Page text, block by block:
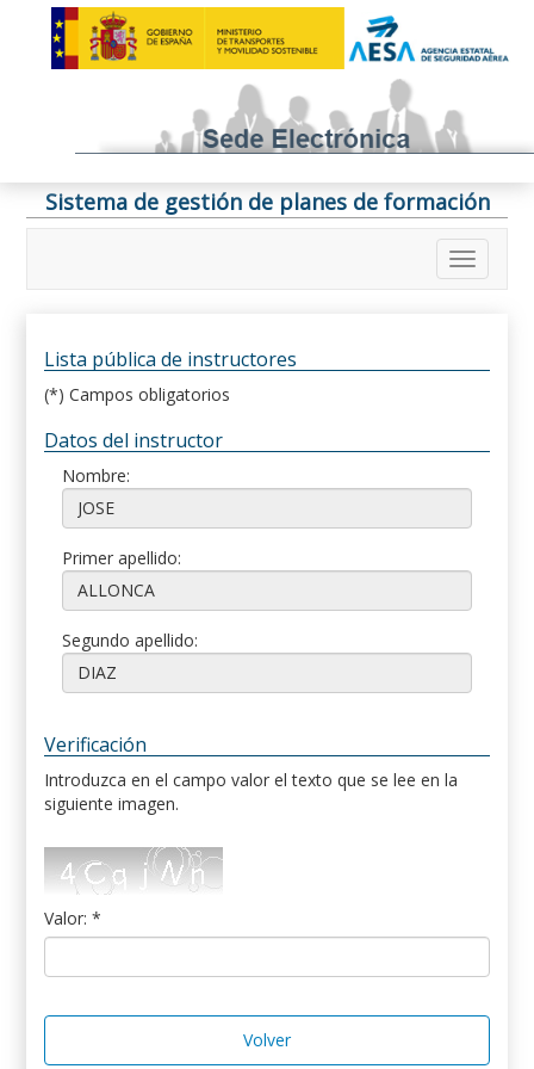
Sistema de gestión de planes de formación
Lista pública de instructores
(*) Campos obligatorios
Datos del instructor
Nombre:
Primer apellido:
Segundo apellido:
Verificación
Introduzca en el campo valor el texto que se lee en la
siguiente imagen.
Valor: *
Volver